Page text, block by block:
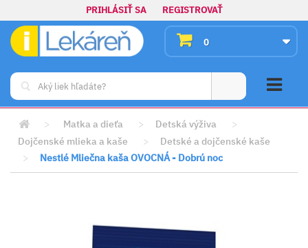
PRIHLÁSIŤ SA REGISTROVAŤ
0
> Matka a dieťa > Detská výživa
>
Dojčenské mlieka a kaše
>
Detské a dojčenské kaše
>
Nestlé Mliečna kaša OVOCNÁ - Dobrú noc